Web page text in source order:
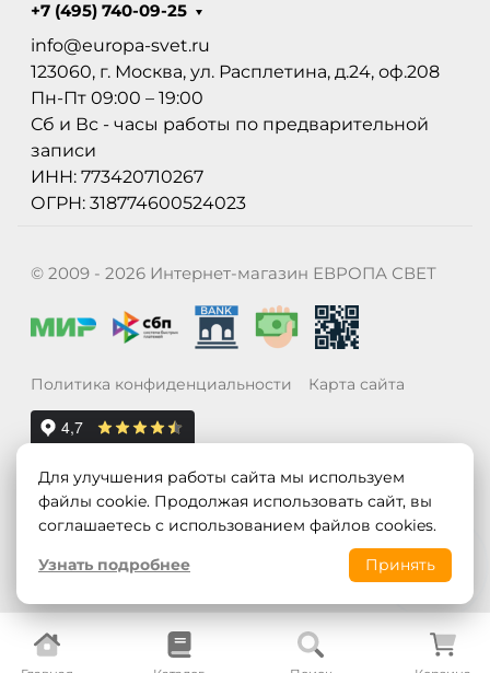
+7 (495) 740-09-25
info@europa-svet.ru
123060, г. Москва, ул. Расплетина, д.24, оф.208
Пн-Пт 09:00 – 19:00
Сб и Вс - часы работы по предварительной
записи
ИНН: 773420710267
ОГРН: 318774600524023
© 2009 - 2026 Интернет-магазин ЕВРОПА СВЕТ
Политика конфиденциальности Карта сайта
Для улучшения работы сайта мы используем
файлы cookie. Продолжая использовать сайт, вы
соглашаетесь с использованием файлов cookies.
Узнать подробнее
Принять